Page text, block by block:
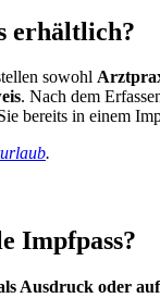
erhältlich?
sowohl
. Nach dem
bereits in einem
.
Impfpass?
Ausdruck oder